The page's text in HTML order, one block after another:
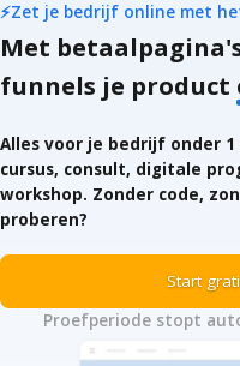
⚡Zet je bedrijf online met
Met
funnels je product
Alles voor je bedrijf onder
cursus, consult, digitale
workshop. Zonder code,
proberen?
Start
Proefperiode stopt